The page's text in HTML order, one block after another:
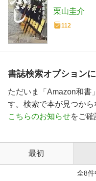
栗山圭介
112
書誌検索オプション
ただいま「Amazon和書
す。検索で本が見つか
こちらのお知らせをご確
最初
全8